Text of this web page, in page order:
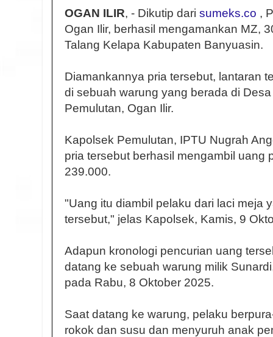
OGAN ILIR, - Dikutip dari sumeks.co ,
Ogan Ilir, berhasil mengamankan MZ,
Talang Kelapa Kabupaten Banyuasin.
Diamankannya pria tersebut, lantaran
di sebuah warung yang berada di
Pemulutan, Ogan Ilir.
Kapolsek Pemulutan, IPTU Nugrah
pria tersebut berhasil mengambil uang
239.000.
"Uang itu diambil pelaku dari laci meja
tersebut," jelas Kapolsek, Kamis, 9
Adapun kronologi pencurian uang
datang ke sebuah warung milik
pada Rabu, 8 Oktober 2025.
Saat datang ke warung, pelaku
rokok dan susu dan menyuruh anak